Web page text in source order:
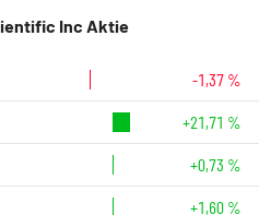
Inc Aktie
-1,37 %
+21,71 %
+0,73 %
+1,60 %